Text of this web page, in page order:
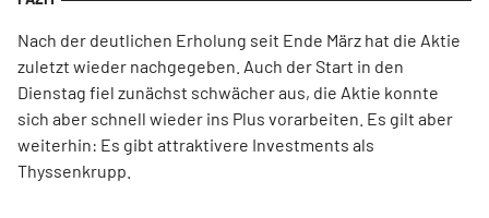
Nach der deutlichen Erholung seit Ende März hat die Aktie
zuletzt wieder nachgegeben. Auch der Start in den
Dienstag fiel zunächst schwächer aus, die Aktie konnte
sich aber schnell wieder ins Plus vorarbeiten. Es gilt aber
weiterhin: Es gibt attraktivere Investments als
Thyssenkrupp.